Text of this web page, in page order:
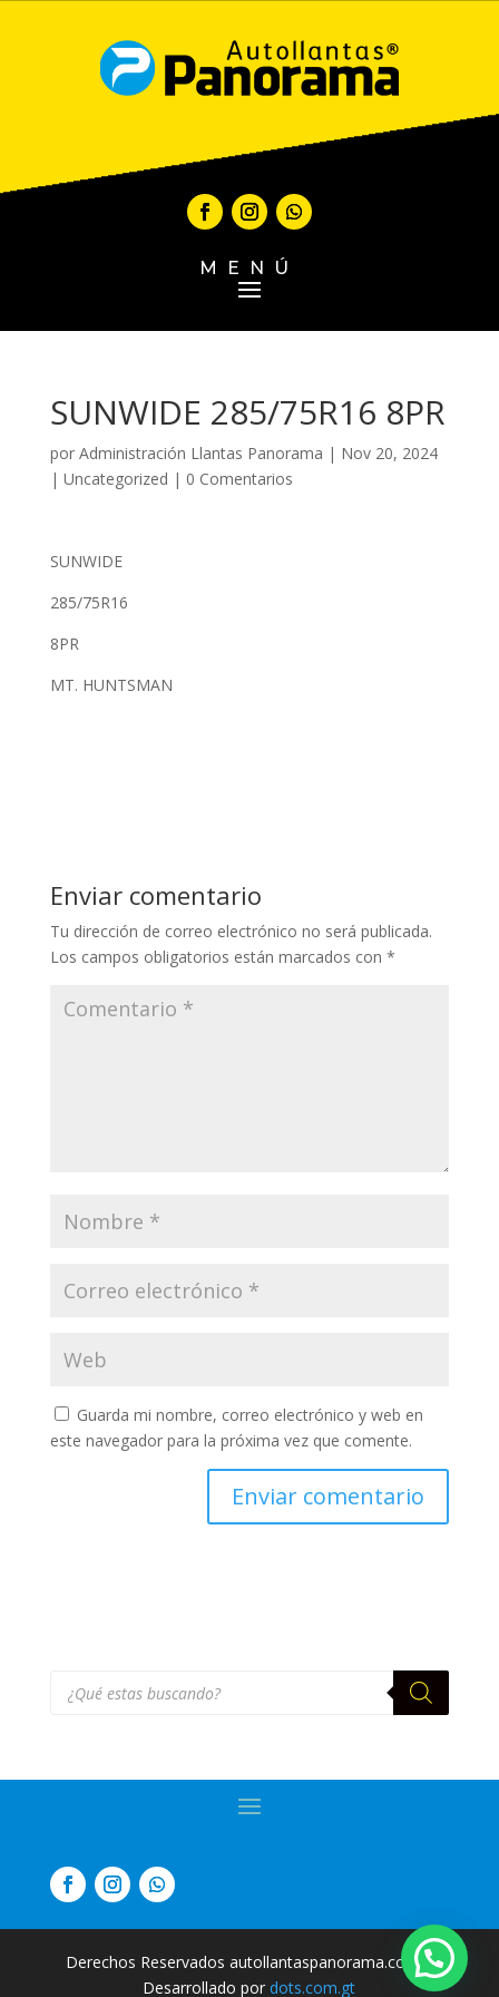
MENÚ
SUNWIDE 285/75R16 8PR
por Administración Llantas Panorama | Nov 20, 2024
| Uncategorized | 0 Comentarios
SUNWIDE
285/75R16
8PR
MT. HUNTSMAN
Enviar comentario
Tu dirección de correo electrónico no será publicada.
Los campos obligatorios están marcados con *
Guarda mi nombre, correo electrónico y web en
este navegador para la próxima vez que comente.
productos
Derechos Reservados autollantaspanorama.com|
Desarrollado pordots.com.gt